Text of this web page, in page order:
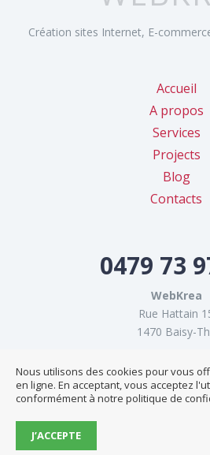
Création sites Internet, E-
Accueil
A propos
Services
Projects
Blog
Contacts
0479 73
WebKrea
Rue Hattain
1470 Baisy-
Conditions
Nous utilisons des cookies pour vous
en ligne. En acceptant, vous acceptez
conformément à notre politique de
J’ACCEPTE